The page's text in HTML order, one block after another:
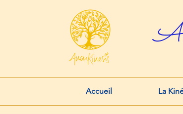
Accueil La